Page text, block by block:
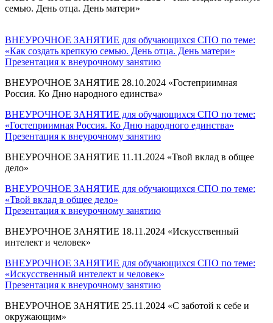
семью. День отца. День матери»
ВНЕУРОЧНОЕ ЗАНЯТИЕ для обучающихся СПО по теме:
«Как создать крепкую семью. День отца. День матери»
Презентация к внеурочному занятию
ВНЕУРОЧНОЕ ЗАНЯТИЕ 28.10.2024 «Гостеприимная
Россия. Ко Дню народного единства»
ВНЕУРОЧНОЕ ЗАНЯТИЕ для обучающихся СПО по теме:
«Гостеприимная Россия. Ко Дню народного единства»
Презентация к внеурочному занятию
ВНЕУРОЧНОЕ ЗАНЯТИЕ 11.11.2024 «Твой вклад в общее
дело»
ВНЕУРОЧНОЕ ЗАНЯТИЕ для обучающихся СПО по теме:
«Твой вклад в общее дело»
Презентация к внеурочному занятию
ВНЕУРОЧНОЕ ЗАНЯТИЕ 18.11.2024 «Искусственный
интелект и человек»
ВНЕУРОЧНОЕ ЗАНЯТИЕ для обучающихся СПО по теме:
«Искусственный интелект и человек»
Презентация к внеурочному занятию
ВНЕУРОЧНОЕ ЗАНЯТИЕ 25.11.2024 «С заботой к себе и
окружающим»